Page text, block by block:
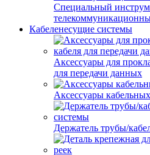
Специальный
Кабеленесущие системы
Аксессуары для
для передачи данных
Аксессуары
Держатель трубы/